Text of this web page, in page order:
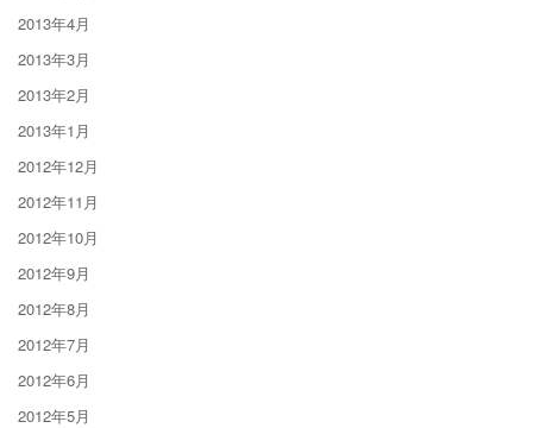
2013年4月
2013年3月
2013年2月
2013年1月
2012年12月
2012年11月
2012年10月
2012年9月
2012年8月
2012年7月
2012年6月
2012年5月